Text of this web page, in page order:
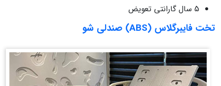
5 سال گارانتی تعویض
تخت فایبرگلاس (ABS) صندلی شو